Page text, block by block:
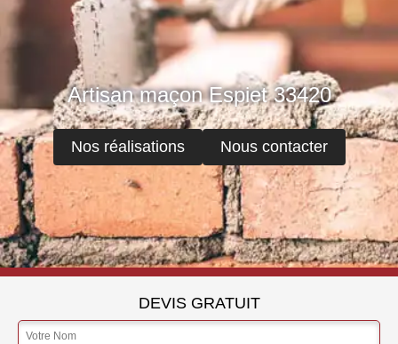
Artisan maçon Espiet 33420
Nos réalisations Nous contacter
DEVIS GRATUIT